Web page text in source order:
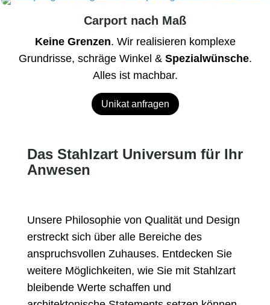
Carport nach Maß
Keine Grenzen. Wir realisieren komplexe
Grundrisse, schräge Winkel & Spezialwünsche.
Alles ist machbar.
Unikat anfragen
Das Stahlzart Universum für Ihr
Anwesen
Unsere Philosophie von Qualität und Design
erstreckt sich über alle Bereiche des
anspruchsvollen Zuhauses. Entdecken Sie
weitere Möglichkeiten, wie Sie mit Stahlzart
bleibende Werte schaffen und